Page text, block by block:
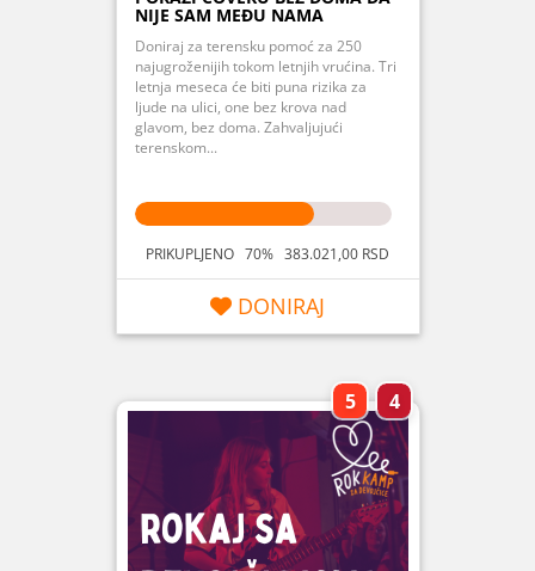
NIJE SAM MEĐU NAMA
Doniraj za terensku pomoć za 250
najugroženijih tokom letnjih vrućina. Tri
letnja meseca će biti puna rizika za
ljude na ulici, one bez krova nad
glavom, bez doma. Zahvaljujući
terenskom...
PRIKUPLJENO 70% 383.021,00 RSD
DONIRAJ
5 4